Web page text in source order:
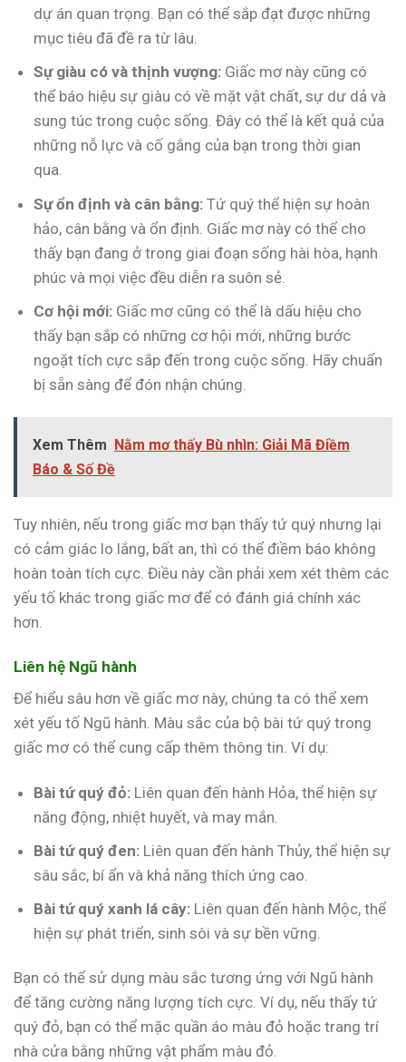
dự án quan trọng. Bạn có thể sắp đạt được những
mục tiêu đã đề ra từ lâu.
Sự giàu có và thịnh vượng: Giấc mơ này cũng có
thể báo hiệu sự giàu có về mặt vật chất, sự dư dả và
sung túc trong cuộc sống. Đây có thể là kết quả của
những nỗ lực và cố gắng của bạn trong thời gian
qua.
Sự ổn định và cân bằng: Tứ quý thể hiện sự hoàn
hảo, cân bằng và ổn định. Giấc mơ này có thể cho
thấy bạn đang ở trong giai đoạn sống hài hòa, hạnh
phúc và mọi việc đều diễn ra suôn sẻ.
Cơ hội mới: Giấc mơ cũng có thể là dấu hiệu cho
thấy bạn sắp có những cơ hội mới, những bước
ngoặt tích cực sắp đến trong cuộc sống. Hãy chuẩn
bị sẵn sàng để đón nhận chúng.
Xem Thêm Nằm mơ thấy Bù nhìn: Giải Mã Điềm
Báo & Số Đề
Tuy nhiên, nếu trong giấc mơ bạn thấy tứ quý nhưng lại
có cảm giác lo lắng, bất an, thì có thể điềm báo không
hoàn toàn tích cực. Điều này cần phải xem xét thêm các
yếu tố khác trong giấc mơ để có đánh giá chính xác
hơn.
Liên hệ Ngũ hành
Để hiểu sâu hơn về giấc mơ này, chúng ta có thể xem
xét yếu tố Ngũ hành. Màu sắc của bộ bài tứ quý trong
giấc mơ có thể cung cấp thêm thông tin. Ví dụ:
Bài tứ quý đỏ: Liên quan đến hành Hỏa, thể hiện sự
năng động, nhiệt huyết, và may mắn.
Bài tứ quý đen: Liên quan đến hành Thủy, thể hiện sự
sâu sắc, bí ẩn và khả năng thích ứng cao.
Bài tứ quý xanh lá cây: Liên quan đến hành Mộc, thể
hiện sự phát triển, sinh sôi và sự bền vững.
Bạn có thể sử dụng màu sắc tương ứng với Ngũ hành
để tăng cường năng lượng tích cực. Ví dụ, nếu thấy tứ
quý đỏ, bạn có thể mặc quần áo màu đỏ hoặc trang trí
nhà cửa bằng những vật phẩm màu đỏ.